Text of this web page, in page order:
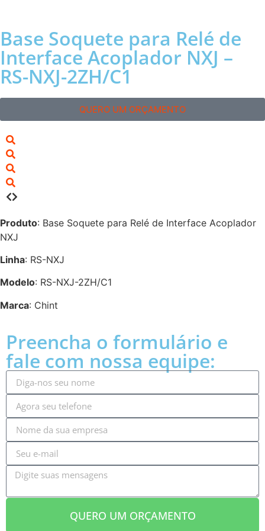
Base Soquete para Relé de
Interface Acoplador NXJ –
RS-NXJ-2ZH/C1
QUERO UM ORÇAMENTO
Produto: Base Soquete para Relé de Interface Acoplador
NXJ
Linha: RS-NXJ
Modelo: RS-NXJ-2ZH/C1
Marca: Chint
Preencha o formulário e
fale com nossa equipe:
QUERO UM ORÇAMENTO